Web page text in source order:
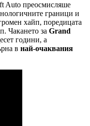
Auto преосмисляше
граници и
хайп, поредицата
Чакането за Grand
години, а
в най-очаквания